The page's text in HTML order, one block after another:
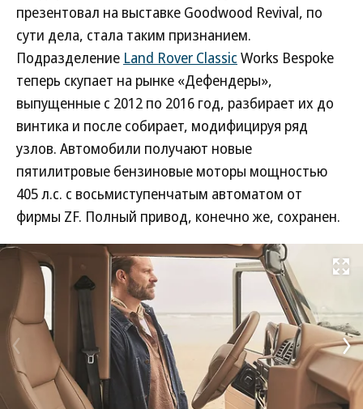
презентовал на выставке Goodwood Revival, по
сути дела, стала таким признанием.
Подразделение Land Rover Classic Works Bespoke
теперь скупает на рынке «Дефендеры»,
выпущенные с 2012 по 2016 год, разбирает их до
винтика и после собирает, модифицируя ряд
узлов. Автомобили получают новые
пятилитровые бензиновые моторы мощностью
405 л.с. с восьмиступенчатым автоматом от
фирмы ZF. Полный привод, конечно же, сохранен.
Развернуть